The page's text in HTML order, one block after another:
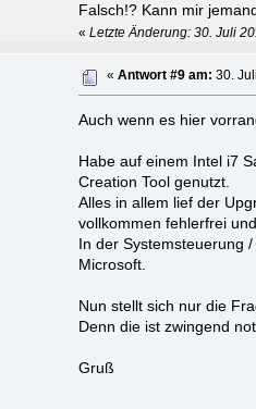
Falsch!? Kann mir
« Letzte Änderung: 30. Juli
«Antwort #9 am: 30.
Auch wenn es hier
Habe auf einem Intel i7
Creation Tool genutzt.
Alles in allem lief der
vollkommen fehlerfrei
In der Systemsteuerung
Microsoft.
Nun stellt sich nur die
Denn die ist zwingend
Gruß